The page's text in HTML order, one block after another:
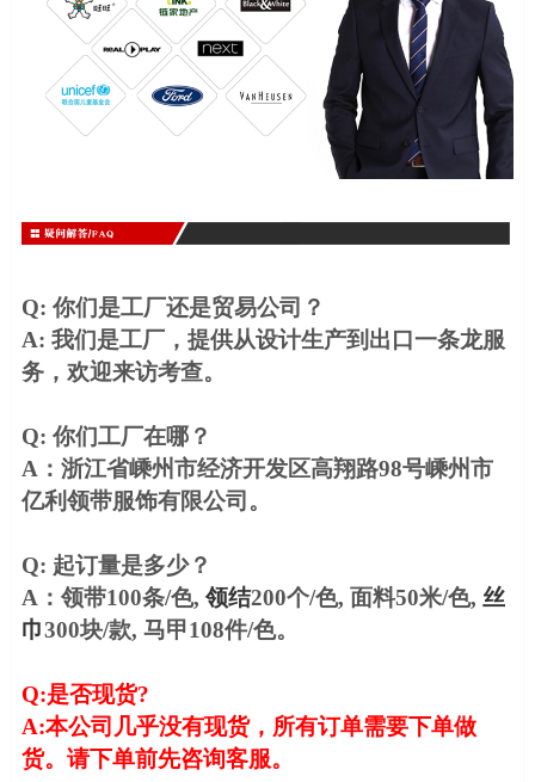
Q: 你们是工厂还是贸易公司？
A: 我们是工厂，提供从设计生产到出口一条龙服
务，欢迎来访考查。
Q: 你们工厂在哪？
A：浙江省嵊州市经济开发区高翔路98号嵊州市
亿利领带服饰有限公司。
Q: 起订量是多少？
A：领带100条/色, 领结200个/色, 面料50米/色, 丝
巾300块/款, 马甲108件/色。
Q:是否现货?
A:本公司几乎没有现货，所有订单需要下单做
货。请下单前先咨询客服。